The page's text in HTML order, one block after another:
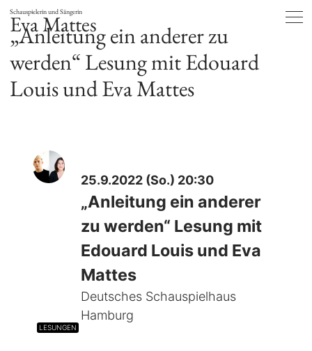
Schauspielerin und Sängerin
Eva Mattes
„Anleitung ein anderer zu
werden“ Lesung mit Edouard
Louis und Eva Mattes
LESUNGEN
25.9.2022 (So.) 20:30
„Anleitung ein anderer
zu werden“ Lesung mit
Edouard Louis und Eva
Mattes
Deutsches Schauspielhaus
Hamburg